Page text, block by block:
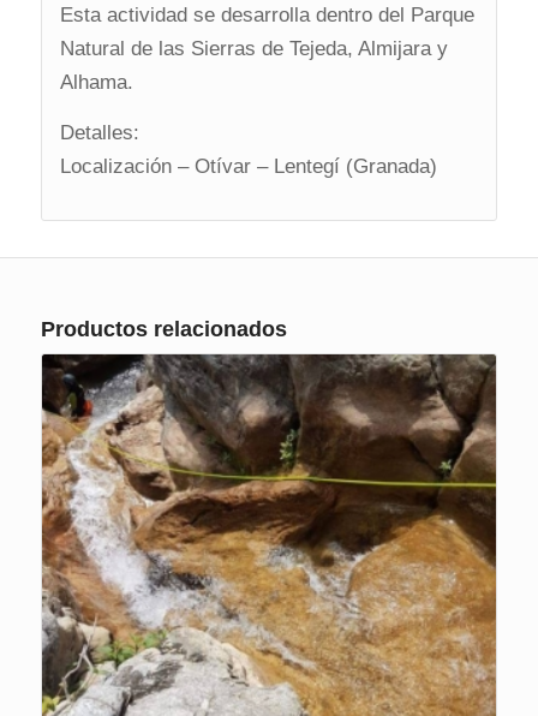
Esta actividad se desarrolla dentro del Parque
Natural de las Sierras de Tejeda, Almijara y
Alhama.
Detalles:
Localización – Otívar – Lentegí (Granada)
Productos relacionados